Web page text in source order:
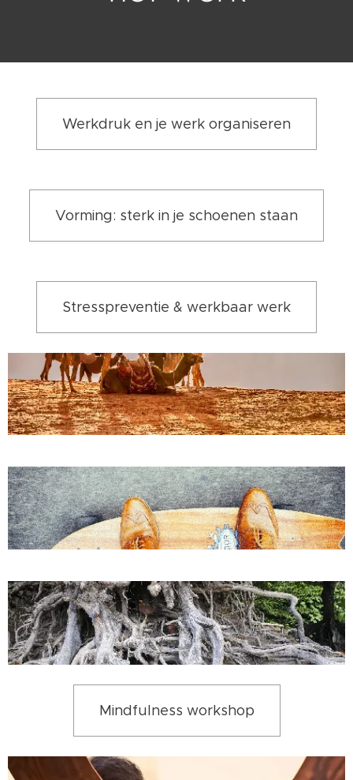
Werkdruk en je werk organiseren
Vorming: sterk in je schoenen staan
Stresspreventie & werkbaar werk
Mindfulness workshop